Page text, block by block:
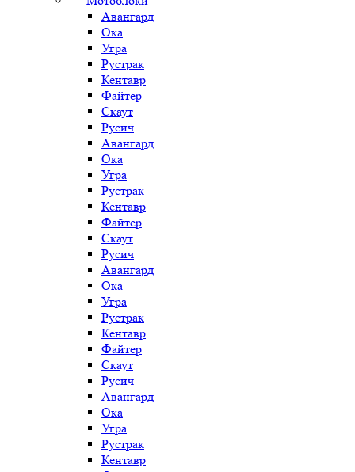
Авангард
Ока
Угра
Рустрак
Кентавр
Файтер
Скаут
Русич
Авангард
Ока
Угра
Рустрак
Кентавр
Файтер
Скаут
Русич
Авангард
Ока
Угра
Рустрак
Кентавр
Файтер
Скаут
Русич
Авангард
Ока
Угра
Рустрак
Кентавр